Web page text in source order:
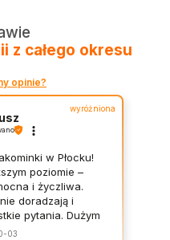
z całego okresu
opinie?
wyróżniona
w Płocku!
poziomie –
i życzliwa.
doradzają i
pytania. Dużym
asortymentu –
03